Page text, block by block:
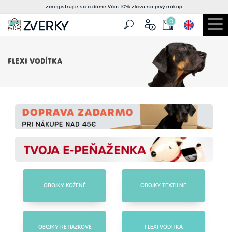
zaregistrujte sa a dáme Vám 10% zlavu na prvý nákup
0
FLEXI VODÍTKA
OBOJKY KOŽENÉ OBOJKY TEXTILNÉ
OBOJKY RETIAZKOVÉ FLEXI VODÍTKA